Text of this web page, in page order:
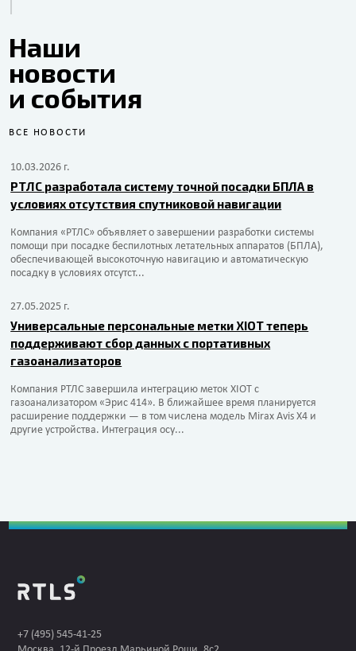
Наши
новости
и события
ВСЕ НОВОСТИ
10.03.2026 г.
РТЛС разработала систему точной посадки БПЛА в
условиях отсутствия спутниковой навигации
Компания «РТЛС» объявляет о завершении разработки системы
помощи при посадке беспилотных летательных аппаратов (БПЛА),
обеспечивающей высокоточную навигацию и автоматическую
посадку в условиях отсутст...
27.05.2025 г.
Универсальные персональные метки XIOT теперь
поддерживают сбор данных с портативных
газоанализаторов
Компания РТЛС завершила интеграцию меток XIOT с
газоанализатором «Эрис 414». В ближайшее время планируется
расширение поддержки — в том числена модель Mirax Avis X4 и
другие устройства. Интеграция осу...
+7 (495) 545-41-25